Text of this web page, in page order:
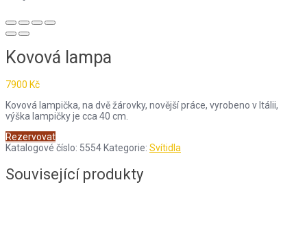
Kovová lampa
7900 Kč
Kovová lampička, na dvě žárovky, novější práce, vyrobeno v Itálii,
výška lampičky je cca 40 cm.
Rezervovat
Katalogové číslo: 5554 Kategorie: Svítidla
Související produkty